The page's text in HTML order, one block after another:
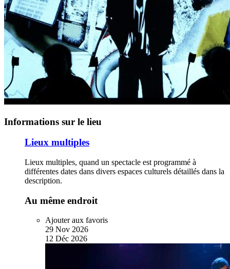
Informations sur le lieu
Lieux multiples
Lieux multiples, quand un spectacle est programmé à
différentes dates dans divers espaces culturels détaillés dans la
description.
Au même endroit
Ajouter aux favoris
29 Nov 2026
12 Déc 2026